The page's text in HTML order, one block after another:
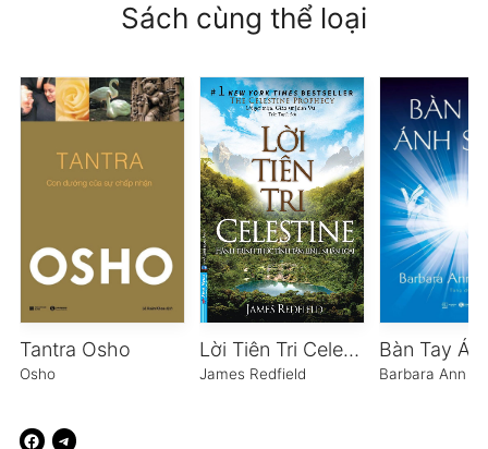
Sách cùng thể loại
Tantra Osho
Osho
Lời Tiên Tri Celestine
James Redfield Barbara Ann